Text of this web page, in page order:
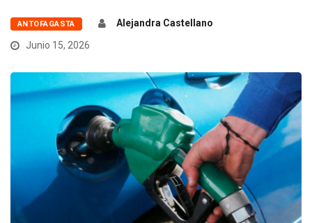
ANTOFAGASTA
Alejandra Castellano
Junio 15, 2026